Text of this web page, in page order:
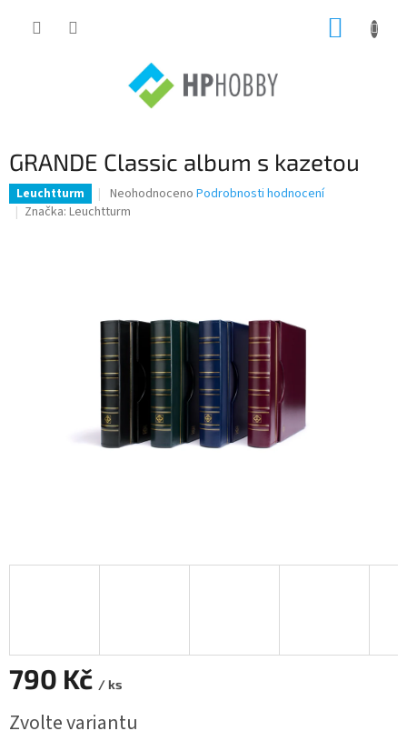
GRANDE Classic album s kazetou
Leuchtturm
Průměrné
hodnocení
Neohodnoceno Podrobnosti hodnocení
Značka: Leuchtturm
790 Kč / ks
cena:
Zvolte variantu